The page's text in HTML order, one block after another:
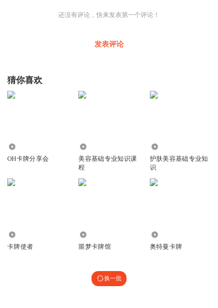
还没有评论，快来发表第一个评论！
发表评论
猜你喜欢
OH卡牌分享会
美容基础专业知识课
程
护肤美容基础专业知
识
卡牌使者 噩梦卡牌馆 奥特曼卡牌
换一批